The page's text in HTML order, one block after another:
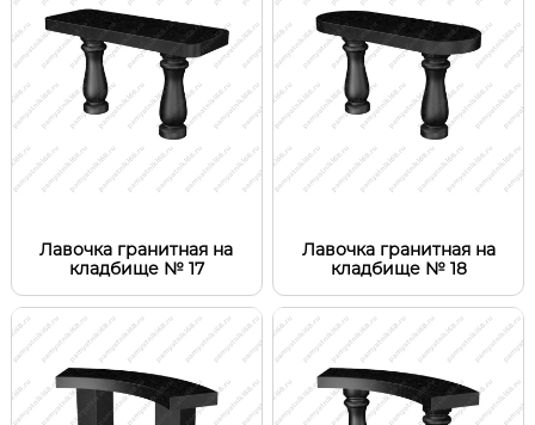
Лавочка гранитная на
кладбище № 17
Лавочка гранитная на
кладбище № 18